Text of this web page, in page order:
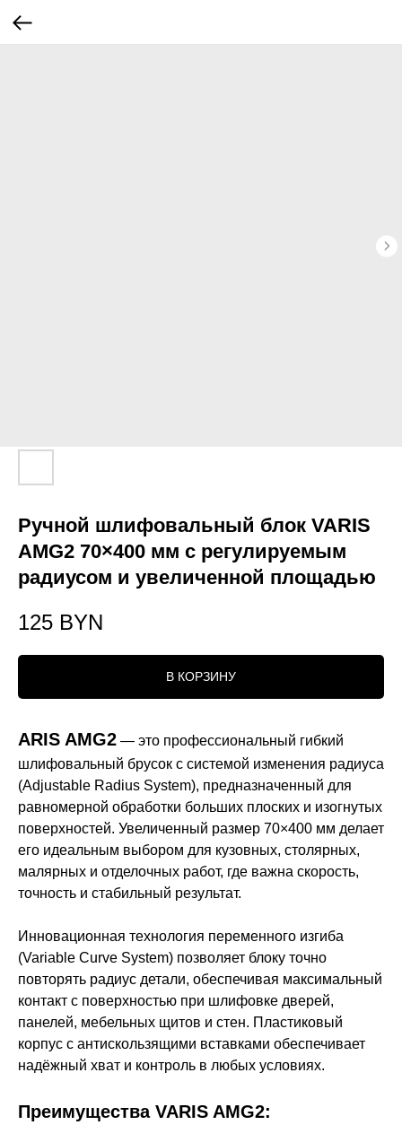
Ручной шлифовальный блок VARIS
AMG2 70×400 мм с регулируемым
радиусом и увеличенной площадью
125 BYN
В КОРЗИНУ
ARIS AMG2 — это профессиональный гибкий
шлифовальный брусок с системой изменения радиуса
(Adjustable Radius System), предназначенный для
равномерной обработки больших плоских и изогнутых
поверхностей. Увеличенный размер 70×400 мм делает
его идеальным выбором для кузовных, столярных,
малярных и отделочных работ, где важна скорость,
точность и стабильный результат.
Инновационная технология переменного изгиба
(Variable Curve System) позволяет блоку точно
повторять радиус детали, обеспечивая максимальный
контакт с поверхностью при шлифовке дверей,
панелей, мебельных щитов и стен. Пластиковый
корпус с антискользящими вставками обеспечивает
надёжный хват и контроль в любых условиях.
Преимущества VARIS AMG2: